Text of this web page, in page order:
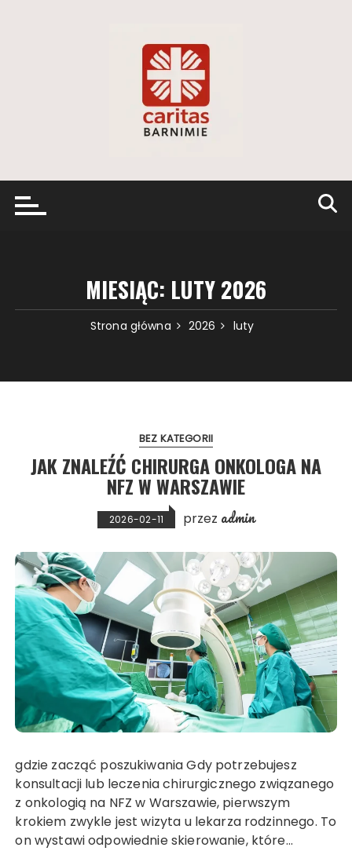
MIESIĄC: LUTY 2026
Strona główna 2026 luty
BEZ KATEGORII
JAK ZNALEŹĆ CHIRURGA ONKOLOGA NA
NFZ W WARSZAWIE
2026-02-11 przez admin
gdzie zacząć poszukiwania Gdy potrzebujesz
konsultacji lub leczenia chirurgicznego związanego
z onkologią na NFZ w Warszawie, pierwszym
krokiem zwykle jest wizyta u lekarza rodzinnego. To
on wystawi odpowiednie skierowanie, które…